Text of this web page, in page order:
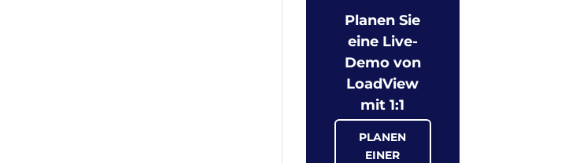
Planen Sie
eine Live-
Demo von
LoadView
mit 1:1
PLANEN
EINER